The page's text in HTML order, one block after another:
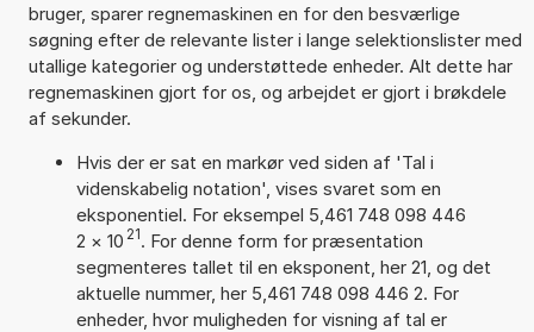
bruger, sparer regnemaskinen en for den besværlige
søgning efter de relevante lister i lange selektionslister med
utallige kategorier og understøttede enheder. Alt dette har
regnemaskinen gjort for os, og arbejdet er gjort i brøkdele
af sekunder.
Hvis der er sat en markør ved siden af 'Tal i
videnskabelig notation', vises svaret som en
eksponentiel. For eksempel 5,461 748 098 446
2 × 10 21. For denne form for præsentation
segmenteres tallet til en eksponent, her 21, og det
aktuelle nummer, her 5,461 748 098 446 2. For
enheder, hvor muligheden for visning af tal er